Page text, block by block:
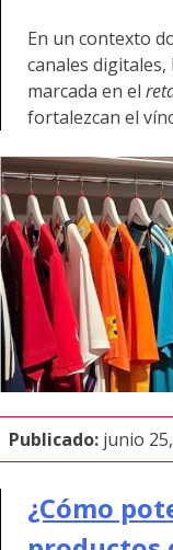
En un contexto
canales
marcada en el
fortalezcan el
Publicado: junio
¿Cómo